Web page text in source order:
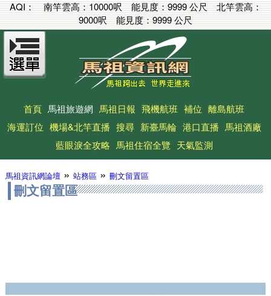
AQI： 南竿雲高：10000呎能見度：9999 公尺北竿雲高：
9000呎能見度：9999 公尺
首頁 馬祖旅遊網 馬祖日報 飛機航班 補位 離島航班
海運訂位 機場&北竿直播 搜尋 新臺馬輪 港口直播 馬祖酒廠
藍眼淚全攻略 馬祖住宿全覽 天氣監測
馬祖資訊網論壇» 站務區» 刪文留置區
刪文留置區